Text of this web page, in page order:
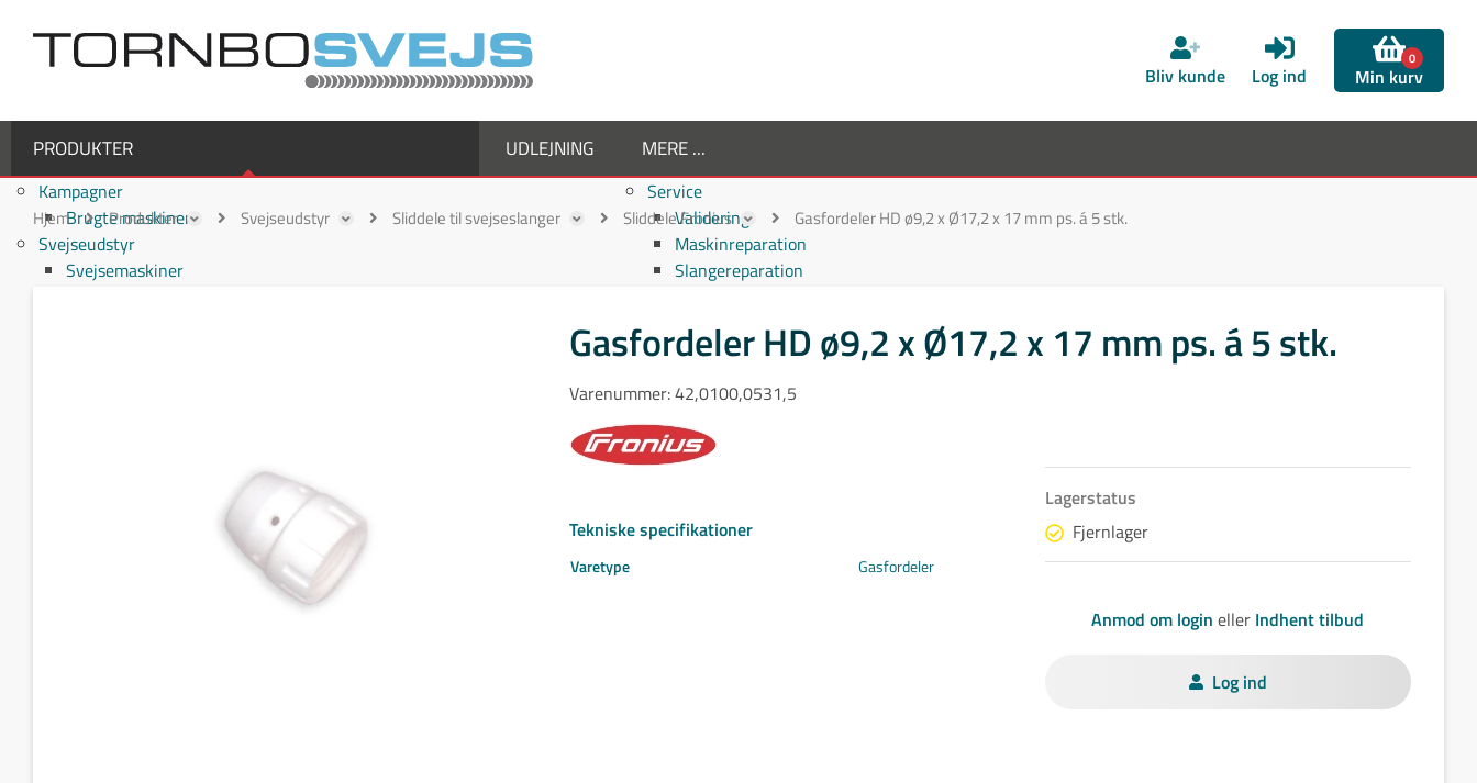
Bliv kunde Log ind
0
Min kurv
PRODUKTER
Kampagner
Brugte maskiner
Svejseudstyr
Svejsemaskiner
Fronius svejseslanger
Fronius MIG/MAG svejseslanger
Fronius TIG svejseslanger
Sliddele til svejseslanger
UDLEJNING MERE ...
Service
Validering
Maskinreparation
Slangereparation
Virksomheden
Supplier
Job hos TornboSvejs
Kvalitetspolitik
ESG politik
Kom i mål med dit projekt
Hjem Produkter Svejseudstyr Sliddele til svejseslanger Sliddele Fronius Gasfordeler HD ø9,2 x Ø17,2 x 17 mm ps. á 5 stk.
Gasfordeler HD ø9,2 x Ø17,2 x 17 mm ps. á 5 stk.
Varenummer:42,0100,0531,5
Tekniske specifikationer
Varetype Gasfordeler
Lagerstatus
Fjernlager
Anmod om login eller Indhent tilbud
Log ind